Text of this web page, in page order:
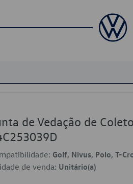
de Vedação de
Golf, Nivus, Polo, T-
de venda: Unitário(a)